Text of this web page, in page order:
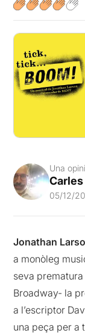
Una
05/12/
Jonathan
a monòleg
seva
Broadway- la
a l’escriptor
una peça per a